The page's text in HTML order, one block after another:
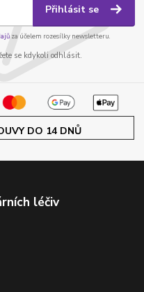
Přihlásit se
za účelem rozesílky newsletteru.
se kdykoli odhlásit.
DO 14 DNŮ
léčiv